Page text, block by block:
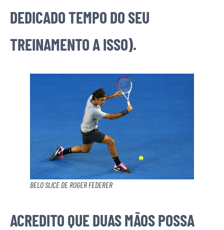
DEDICADO TEMPO DO SEU
TREINAMENTO A ISSO).
BELO SLICE DE ROGER FEDERER
ACREDITO QUE DUAS MÃOS POSSA